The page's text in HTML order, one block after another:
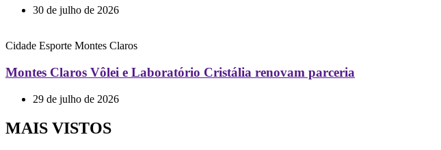
30 de julho de 2026
Cidade Esporte Montes Claros
Montes Claros Vôlei e Laboratório Cristália renovam parceria
29 de julho de 2026
MAIS VISTOS